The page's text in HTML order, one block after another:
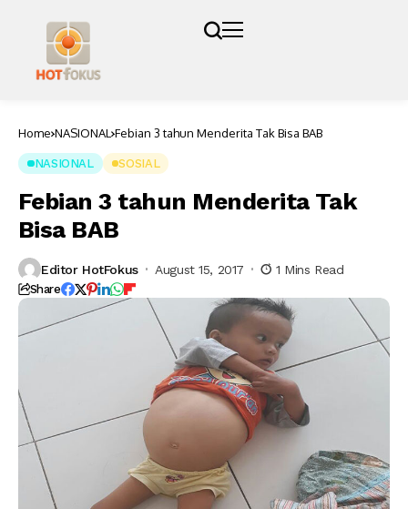
Home NASIONAL Febian 3 tahun Menderita Tak Bisa BAB
NASIONAL SOSIAL
Febian 3 tahun Menderita Tak
Bisa BAB
Editor HotFokus August 15, 2017 1 Mins Read
Share